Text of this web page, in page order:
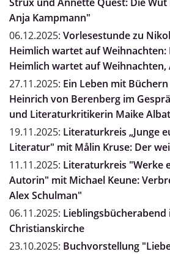
Anja Kampmann"
06.12.2025: Vorlesestunde zu
Heimlich wartet auf
Heimlich wartet auf Weihnachten,
27.11.2025: Ein Leben mit
Heinrich von Berenberg im
und Literaturkritikerin Maike
19.11.2025: Literaturkreis „Junge
Literatur" mit Målin Kruse: Der
11.11.2025: Literaturkreis "Werke
Autorin" mit Michael Keune:
Alex Schulman"
06.11.2025: Lieblingsbücherabend
Christianskirche
23.10.2025: Buchvorstellung